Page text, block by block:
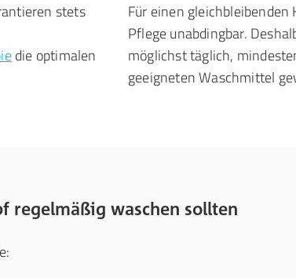
stets
die optimalen
Für einen
Pflege unabdingbar.
möglichst täglich,
geeigneten Waschmittel
regelmäßig waschen sollten